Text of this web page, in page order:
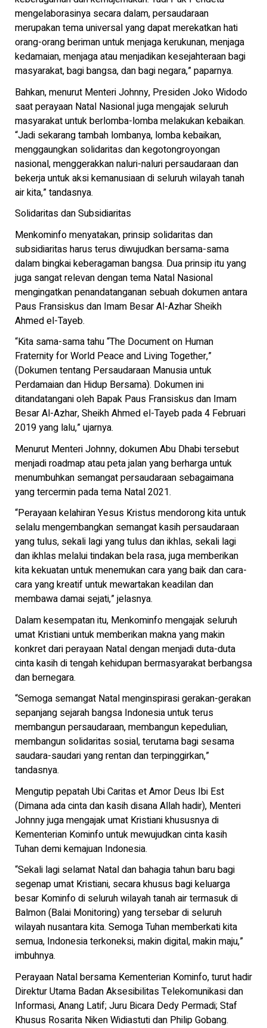
mengelaborasinya secara dalam, persaudaraan
merupakan tema universal yang dapat merekatkan hati
orang-orang beriman untuk menjaga kerukunan, menjaga
kedamaian, menjaga atau menjadikan kesejahteraan bagi
masyarakat, bagi bangsa, dan bagi negara,” paparnya.
Bahkan, menurut Menteri Johnny, Presiden Joko Widodo
saat perayaan Natal Nasional juga mengajak seluruh
masyarakat untuk berlomba-lomba melakukan kebaikan.
“Jadi sekarang tambah lombanya, lomba kebaikan,
menggaungkan solidaritas dan kegotongroyongan
nasional, menggerakkan naluri-naluri persaudaraan dan
bekerja untuk aksi kemanusiaan di seluruh wilayah tanah
air kita,” tandasnya.
Solidaritas dan Subsidiaritas
Menkominfo menyatakan, prinsip solidaritas dan
subsidiaritas harus terus diwujudkan bersama-sama
dalam bingkai keberagaman bangsa. Dua prinsip itu yang
juga sangat relevan dengan tema Natal Nasional
mengingatkan penandatanganan sebuah dokumen antara
Paus Fransiskus dan Imam Besar Al-Azhar Sheikh
Ahmed el-Tayeb.
“Kita sama-sama tahu “The Document on Human
Fraternity for World Peace and Living Together,”
(Dokumen tentang Persaudaraan Manusia untuk
Perdamaian dan Hidup Bersama). Dokumen ini
ditandatangani oleh Bapak Paus Fransiskus dan Imam
Besar Al-Azhar, Sheikh Ahmed el-Tayeb pada 4 Februari
2019 yang lalu,” ujarnya.
Menurut Menteri Johnny, dokumen Abu Dhabi tersebut
menjadi roadmap atau peta jalan yang berharga untuk
menumbuhkan semangat persaudaraan sebagaimana
yang tercermin pada tema Natal 2021.
“Perayaan kelahiran Yesus Kristus mendorong kita untuk
selalu mengembangkan semangat kasih persaudaraan
yang tulus, sekali lagi yang tulus dan ikhlas, sekali lagi
dan ikhlas melalui tindakan bela rasa, juga memberikan
kita kekuatan untuk menemukan cara yang baik dan cara-
cara yang kreatif untuk mewartakan keadilan dan
membawa damai sejati,” jelasnya.
Dalam kesempatan itu, Menkominfo mengajak seluruh
umat Kristiani untuk memberikan makna yang makin
konkret dari perayaan Natal dengan menjadi duta-duta
cinta kasih di tengah kehidupan bermasyarakat berbangsa
dan bernegara.
“Semoga semangat Natal menginspirasi gerakan-gerakan
sepanjang sejarah bangsa Indonesia untuk terus
membangun persaudaraan, membangun kepedulian,
membangun solidaritas sosial, terutama bagi sesama
saudara-saudari yang rentan dan terpinggirkan,”
tandasnya.
Mengutip pepatah Ubi Caritas et Amor Deus Ibi Est
(Dimana ada cinta dan kasih disana Allah hadir), Menteri
Johnny juga mengajak umat Kristiani khususnya di
Kementerian Kominfo untuk mewujudkan cinta kasih
Tuhan demi kemajuan Indonesia.
“Sekali lagi selamat Natal dan bahagia tahun baru bagi
segenap umat Kristiani, secara khusus bagi keluarga
besar Kominfo di seluruh wilayah tanah air termasuk di
Balmon (Balai Monitoring) yang tersebar di seluruh
wilayah nusantara kita. Semoga Tuhan memberkati kita
semua, Indonesia terkoneksi, makin digital, makin maju,”
imbuhnya.
Perayaan Natal bersama Kementerian Kominfo, turut hadir
Direktur Utama Badan Aksesibilitas Telekomunikasi dan
Informasi, Anang Latif; Juru Bicara Dedy Permadi; Staf
Khusus Rosarita Niken Widiastuti dan Philip Gobang.